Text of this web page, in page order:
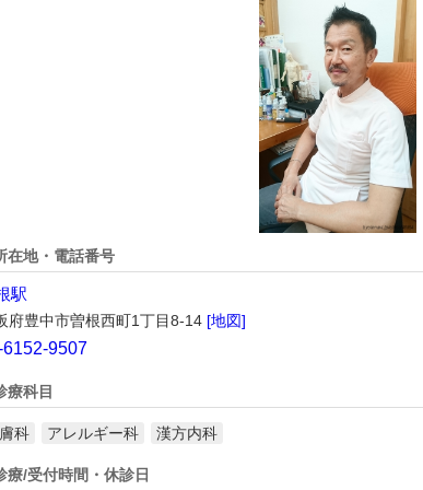
在地・電話番号
駅
府豊中市曽根西町1丁目8-14 [地図]
6152-9507
療科目
科 アレルギー科 漢方内科
療/受付時間・休診日